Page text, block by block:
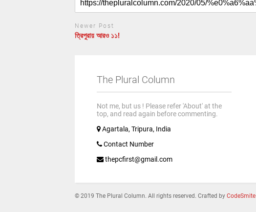
Newer Post
ত্রিপুরায় আরও ১১!
The Plural Column
Not me, but us ! Please refer 'About' at the
top, and read again before commenting.
Agartala, Tripura, India
Contact Number
thepcfirst@gmail.com
© 2019 The Plural Column. All rights reserved. Crafted byCodeSmite